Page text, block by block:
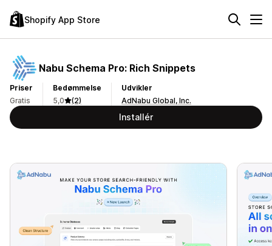
Shopify App Store
Nabu Schema Pro: Rich Snippets
Priser
Gratis
Bedømmelse
5,0
(2)
Udvikler
AdNabu Global, Inc.
Installér